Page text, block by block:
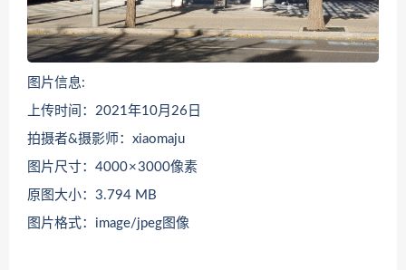
图片信息:
上传时间：2021年10月26日
拍摄者&摄影师：xiaomaju
图片尺寸：4000 × 3000像素
原图大小：3.794 MB
图片格式：image/jpeg图像